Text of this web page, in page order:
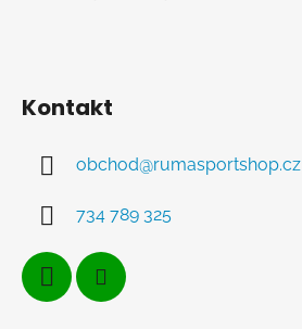
Kontakt
obchod@rumasportshop.cz
734 789 325